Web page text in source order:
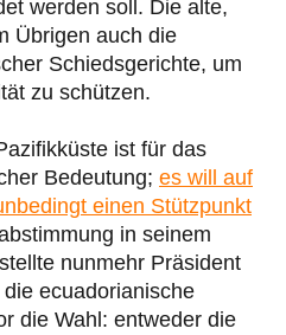
werden soll. Die alte,
Übrigen auch die
Schiedsgerichte, um
zu schützen.
ist für das
Bedeutung; es will auf
einen Stützpunkt
in seinem
nunmehr Präsident
ecuadorianische
die Wahl: entweder die